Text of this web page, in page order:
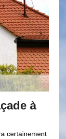
de façade